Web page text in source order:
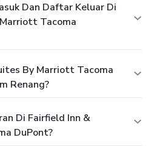
Dan Daftar Keluar Di
Tacoma
By Marriott Tacoma
Renang?
Di Fairfield Inn &
DuPont?